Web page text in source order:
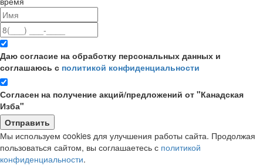
Даю согласие на обработку персональных данных и
соглашаюсь с политикой конфиденциальности
Согласен на получение акций/предложений от "Канадская
Изба"
Мы используем cookies для улучшения работы сайта. Продолжая
пользоваться сайтом, вы соглашаетесь с политикой
конфиденциальности.